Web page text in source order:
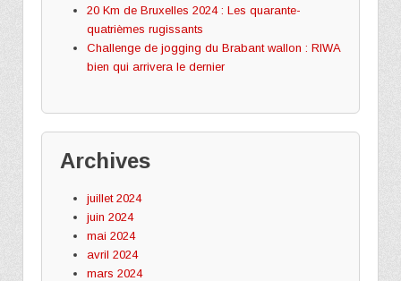
20 Km de Bruxelles 2024 : Les quarante-
quatrièmes rugissants
Challenge de jogging du Brabant wallon : RIWA
bien qui arrivera le dernier
Archives
juillet 2024
juin 2024
mai 2024
avril 2024
mars 2024